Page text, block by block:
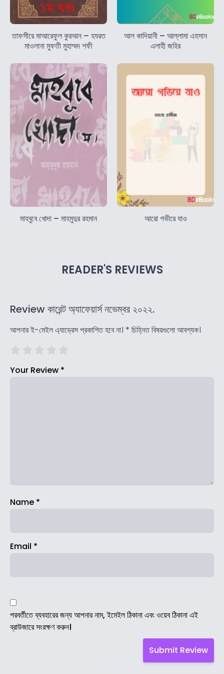
তাফসীরে মাআরেফুল কুরআন – হযরত
মাওলানা মুফতী মুহাম্মদ শফী
আল কাদিয়ানী – আল্লামা এহসান
এলাহী জহির
মাহবুবে খোদা – মাহমুদুর রহমান আরো গভীরে যাও
READER'S REVIEWS
Review কারেন্ট অ্যাফেয়ার্স নভেম্বর ২০২২.
আপনার ই-মেইল এ্যাড্রেস প্রকাশিত হবে না। * চিহ্নিত বিষয়গুলো আবশ্যক।
Your Review *
Name *
Email *
পরবর্তীতে ব্যবহারের জন্য আপনার নাম, ইমেইল ঠিকানা এবং ওয়েব ঠিকানা এই
ব্রাউজারে সংরক্ষণ করুন।